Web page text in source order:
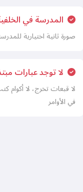
المدرسة في
صورة ثانية اختيارية
لا توجد عبارات
لا قبعات تخرج، لا
في الأوامر